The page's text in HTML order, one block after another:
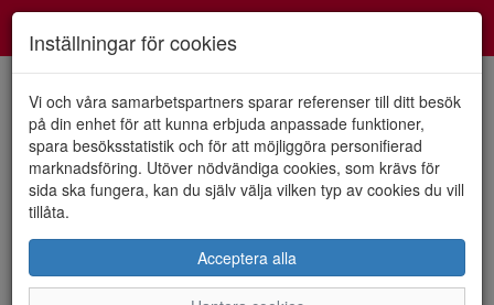
HEM SKECHERS
Inställningar för cookies
Vi och våra samarbetspartners sparar referenser till ditt besök
på din enhet för att kunna erbjuda anpassade funktioner,
spara besöksstatistik och för att möjliggöra personifierad
marknadsföring. Utöver nödvändiga cookies, som krävs för
sida ska fungera, kan du själv välja vilken typ av cookies du vill
tillåta.
Acceptera alla